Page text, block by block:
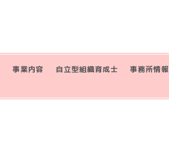
事業内容 自立型組織育成士 事務所情報